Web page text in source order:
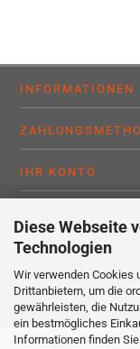
Diese Webseite
Technologien
Wir verwenden Cookies
Drittanbietern, um die
gewährleisten, die
ein bestmögliches
Informationen finden
INFORMATIONEN
IHR KONTO
Alle Preise
Ausgewählte Top-